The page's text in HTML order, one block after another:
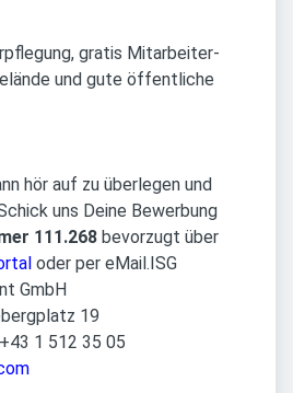
gratis Mitarbeiter-
und gute öffentliche
hör auf zu überlegen und
uns Deine Bewerbung
111.268 bevorzugt über
oder per eMail. ISG
GmbH
19
1 512 35 05